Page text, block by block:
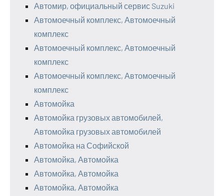
Автомир, официальный сервис Suzuki
Автомоечный комплекс, Автомоечный
комплекс
Автомоечный комплекс, Автомоечный
комплекс
Автомоечный комплекс, Автомоечный
комплекс
Автомойка
Автомойка грузовых автомобилей,
Автомойка грузовых автомобилей
Автомойка на Софийской
Автомойка, Автомойка
Автомойка, Автомойка
Автомойка, Автомойка